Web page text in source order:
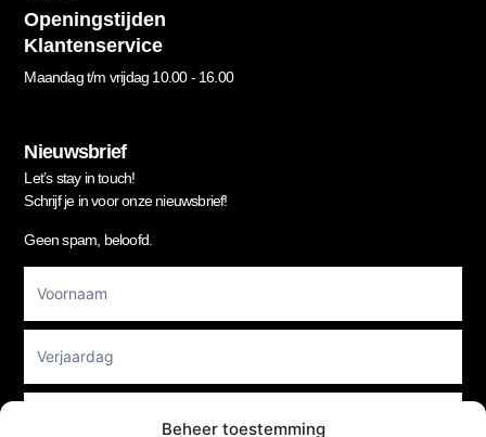
Beheer toestemming
Openingstijden
Klantenservice
Maandag t/m vrijdag 10.00 - 16.00
Nieuwsbrief
Let’s stay in touch!
Schrijf je in voor onze nieuwsbrief!
Geen spam, beloofd.
Newsletter